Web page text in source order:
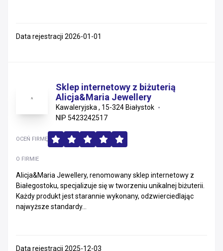
Data rejestracji 2026-01-01
Sklep internetowy z biżuterią
Alicja&Maria Jewellery
Kawaleryjska , 15-324 Białystok
NIP 5423242517
O FIRMIE
Alicja&Maria Jewellery, renomowany sklep internetowy z
Białegostoku, specjalizuje się w tworzeniu unikalnej biżuterii.
Każdy produkt jest starannie wykonany, odzwierciedlając
najwyższe standardy...
OCEŃ FIRMĘ
Data rejestracji 2025-12-03